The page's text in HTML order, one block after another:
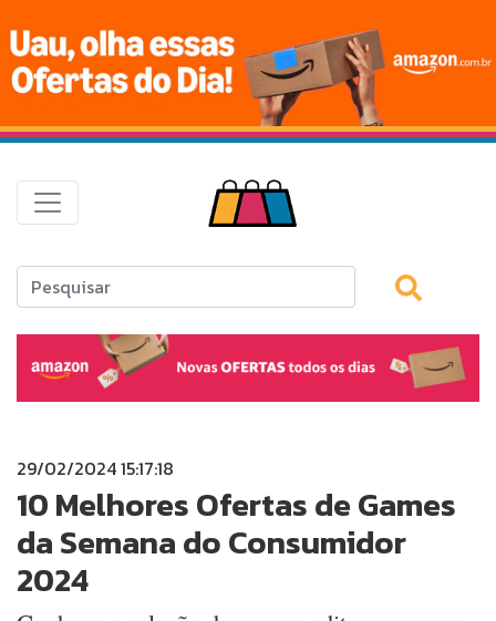
29/02/2024 15:17:18
10 Melhores Ofertas de Games
da Semana do Consumidor
2024